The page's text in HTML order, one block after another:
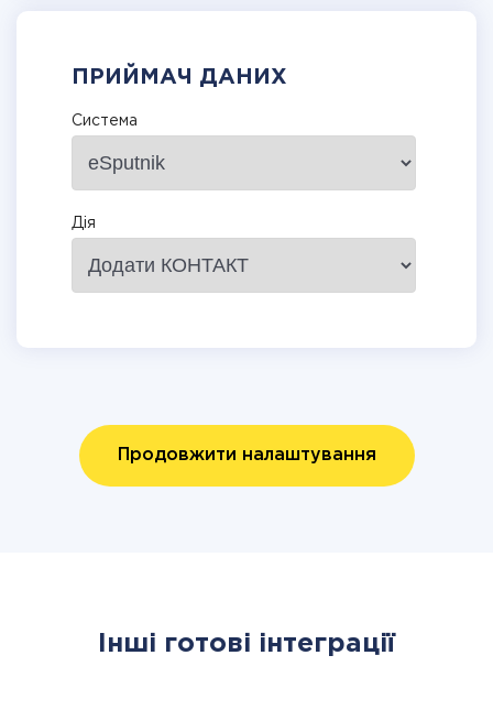
ПРИЙМАЧ ДАНИХ
Система
Дія
Продовжити налаштування
Інші готові інтеграції